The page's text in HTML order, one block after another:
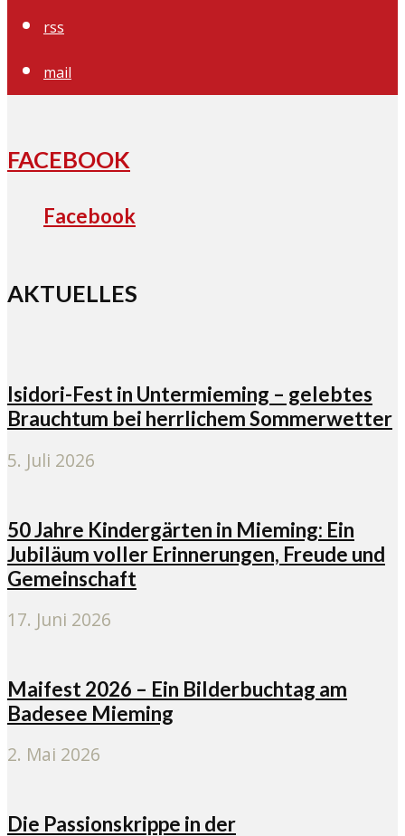
rss
mail
FACEBOOK
Facebook
AKTUELLES
Isidori-Fest in Untermieming – gelebtes
Brauchtum bei herrlichem Sommerwetter
5. Juli 2026
50 Jahre Kindergärten in Mieming: Ein
Jubiläum voller Erinnerungen, Freude und
Gemeinschaft
17. Juni 2026
Maifest 2026 – Ein Bilderbuchtag am
Badesee Mieming
2. Mai 2026
Die Passionskrippe in der